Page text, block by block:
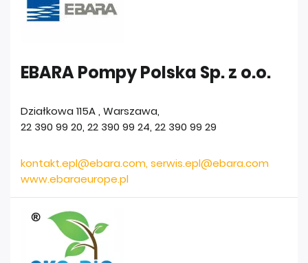
EBARA Pompy Polska Sp. z o.o.
Działkowa 115A, Warszawa,
22 390 99 20, 22 390 99 24, 22 390 99 29
kontakt.epl@ebara.com, serwis.epl@ebara.com
www.ebaraeurope.pl